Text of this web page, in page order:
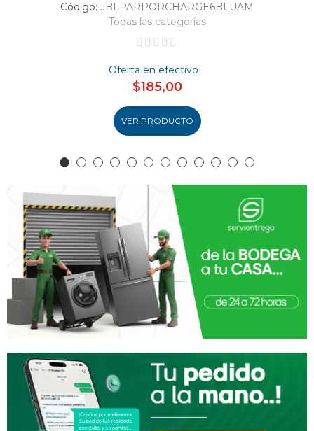
Código: JBLPARPORCHARGE6BLUAM
Todas las categorías
Oferta en efectivo
$185,00
VER PRODUCTO